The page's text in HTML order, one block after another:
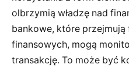
olbrzymią władzę nad
bankowe, które
finansowych, mogą
transakcję. To może być